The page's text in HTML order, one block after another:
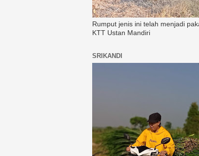
Rumput jenis ini telah menjadi
KTT Ustan Mandiri
SRIKANDI